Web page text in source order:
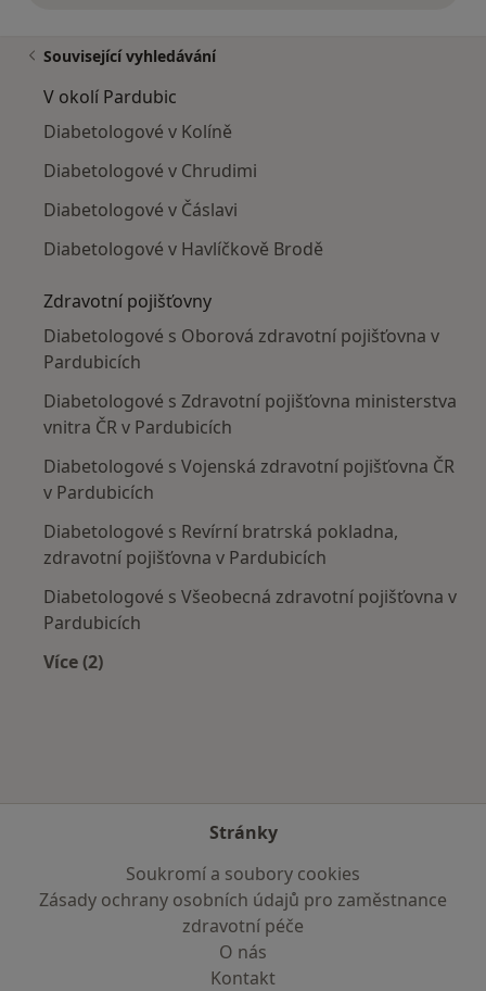
Související vyhledávání
V okolí Pardubic
Diabetologové v Kolíně
Diabetologové v Chrudimi
Diabetologové v Čáslavi
Diabetologové v Havlíčkově Brodě
Zdravotní pojišťovny
Diabetologové s Oborová zdravotní pojišťovna v
Pardubicích
Diabetologové s Zdravotní pojišťovna ministerstva
vnitra ČR v Pardubicích
Diabetologové s Vojenská zdravotní pojišťovna ČR
v Pardubicích
Diabetologové s Revírní bratrská pokladna,
zdravotní pojišťovna v Pardubicích
Diabetologové s Všeobecná zdravotní pojišťovna v
Pardubicích
Více (2)
Stránky
Soukromí a soubory cookies
Zásady ochrany osobních údajů pro zaměstnance
zdravotní péče
O nás
Kontakt